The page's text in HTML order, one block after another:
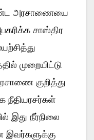
அரசாணையை
சாஸ்திர
முறையிட்டு
குறித்து
நீதியரசர்கள்
இது நீர்நிலை
இவர்களுக்கு